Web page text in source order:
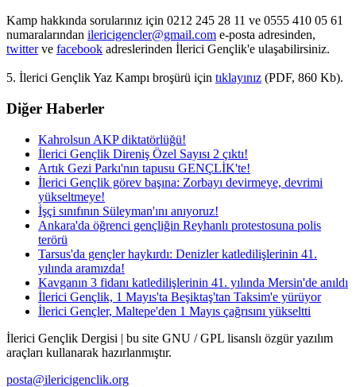
Kamp hakkında sorularınız için 0212 245 28 11 ve 0555 410 05 61
numaralarından ilericigencler@gmail.com e-posta adresinden,
twitterve facebook adreslerinden İlerici Gençlik'e ulaşabilirsiniz.
5. İlerici Gençlik Yaz Kampı broşürü için tıklayınız (PDF, 860 Kb).
Diğer Haberler
Kahrolsun AKP diktatörlüğü!
İlerici Gençlik Direniş Özel Sayısı 2 çıktı!
Artık Gezi Parkı'nın tapusu GENÇLİK'te!
İlerici Gençlik görev başına: Zorbayı devirmeye, devrimi
yükseltmeye!
İşçi sınıfının Süleyman'ını anıyoruz!
Ankara'da öğrenci gençliğin Reyhanlı protestosuna polis
terörü
Tarsus'da gençler haykırdı: Denizler katledilişlerinin 41.
yılında aramızda!
Kavganın 3 fidanı katledilişlerinin 41. yılında Mersin'de anıldı
İlerici Gençlik, 1 Mayıs'ta Beşiktaş'tan Taksim'e yürüyor
İlerici Gençler, Maltepe'den 1 Mayıs çağrısını yükseltti
İlerici Gençlik Dergisi | bu site GNU / GPL lisanslı özgür yazılım
araçları kullanarak hazırlanmıştır.
posta@ilericigenclik.org